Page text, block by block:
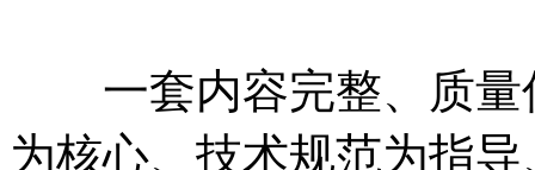
一套内容完整、质量
为核心、技术规范为指